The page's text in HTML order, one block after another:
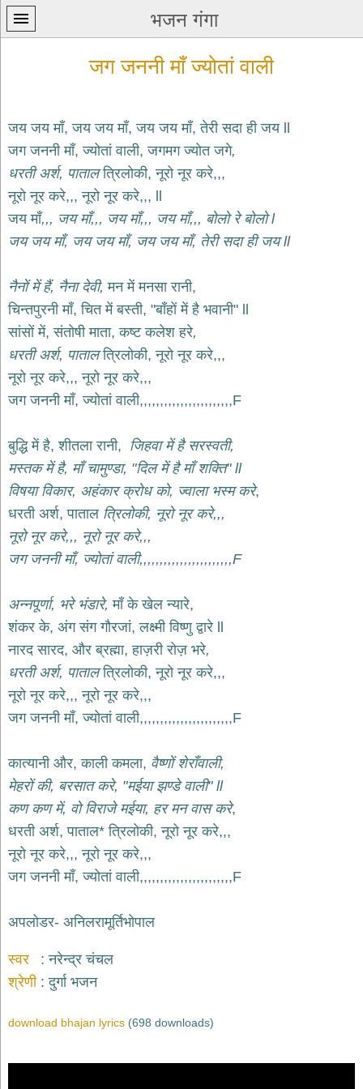
भजन गंगा
प्रथम
पन्ना
home
कृष्ण
भजन
krishna
शिव
भजन
shiv
bhajans
हनुमान
भजन
hanuman
bhajans
भजन
bhajans
जैन
भजन
jain
bhajans
durga
bhajans
भजन
ganesh
राम
गुरुदेव
gurudev
bhajans
विविध
भजन
miscellaneous
विष्णु
vishnu
bhajans
नाथ
जग जननी माँ ज्योतां वाली
जय जय माँ, जय जय माँ, जय जय माँ, तेरी सदा ही जय ll
जग जननी माँ, ज्योतां वाली, जगमग ज्योत जगे,
धरती अर्श, पातालत्रिलोकी, नूरो नूर करे,,,
नूरो नूर करे,,, नूरो नूर करे,,, ll
जय माँ,,, जय माँ,,, जय माँ,,, जय माँ,,, बोलो रे बोलो l
जय जय माँ, जय जय माँ, जय जय माँ, तेरी सदा ही जय ll
नैनों में हैं, नैना देवी,मन में मनसा रानी,
चिन्तपुरनी माँ, चित में बस्ती, "बाँहों में है भवानी" ll
सांसों में, संतोषी माता, कष्ट कलेश हरे,
धरती अर्श, पातालत्रिलोकी, नूरो नूर करे,,,
नूरो नूर करे,,, नूरो नूर करे,,,
जग जननी माँ, ज्योतां वाली,,,,,,,,,,,,,,,,,,,,,,,F
बुद्धि में है, शीतला रानी, जिहवा में है सरस्वती,
मस्तक में है, माँ चामुण्डा, "दिल में है माँ शक्ति" ll
विषया विकार, अहंकार क्रोध को, ज्वाला भस्म करे,
धरती अर्श, पाताल त्रिलोकी, नूरो नूर करे,,,
नूरो नूर करे,,, नूरो नूर करे,,,
जग जननी माँ, ज्योतां वाली,,,,,,,,,,,,,,,,,,,,,,,F
अन्नपूर्णा, भरे भंडारे,माँ के खेल न्यारे,
शंकर के, अंग संग गौरजां, लक्ष्मी विष्णु द्वारे ll
नारद सारद, और ब्रह्मा, हाज़री रोज़ भरे,
धरती अर्श, पातालत्रिलोकी, नूरो नूर करे,,,
नूरो नूर करे,,, नूरो नूर करे,,,
जग जननी माँ, ज्योतां वाली,,,,,,,,,,,,,,,,,,,,,,,F
कात्यानी और, काली कमला, वैष्णों शेराँवाली,
मेहरों की, बरसात करे, "मईया झण्डे वाली" ll
कण कण में, वो विराजे मईया, हर मन वास करे,
धरती अर्श, पाताल* त्रिलोकी, नूरो नूर करे,,,
नूरो नूर करे,,, नूरो नूर करे,,,
जग जननी माँ, ज्योतां वाली,,,,,,,,,,,,,,,,,,,,,,,F
अपलोडर- अनिलरामूर्तिभोपाल
स्वर
नरेन्द्र चंचल
श्रेणी
दुर्गा भजन
download bhajan lyrics (698 downloads)